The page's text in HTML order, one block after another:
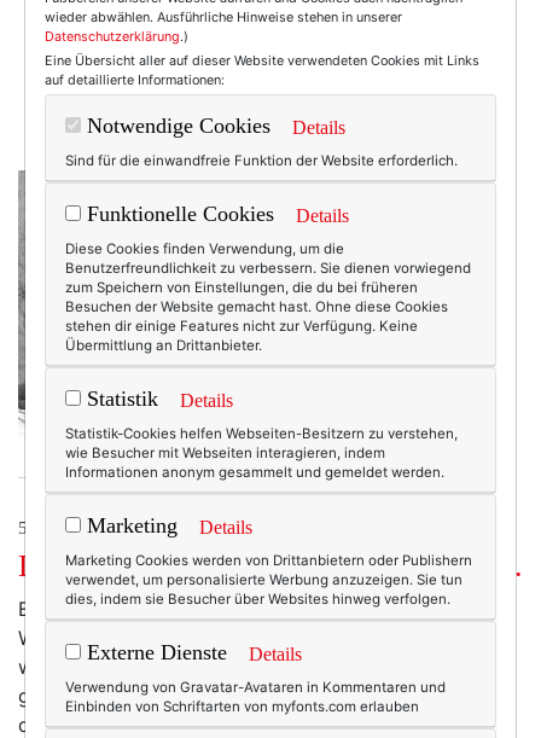
Tag: Fashion Blog
50+ LIFESTYLE
Das Donnersblog: Spruced by Marlene.
Es gibt Blogs, die machen mich ein bisschen neidisch.
Weil sie so toll sind, dass ich sie lieber gar nicht lesen
will, weil mir mein eigenes Geschreibsel dann plötzlich
gar nicht mehr gefällt. Aber zugleich sind sie so toll,
dass ich gar nicht aufhören kann zu lesen, und trotz
wieder abwählen. Ausführliche Hinweise stehen in unserer
Datenschutzerklärung.)
Eine Übersicht aller auf dieser Website verwendeten Cookies mit Links
auf detaillierte Informationen:
Notwendige Cookies Details
Sind für die einwandfreie Funktion der Website erforderlich.
Funktionelle Cookies Details
Diese Cookies finden Verwendung, um die
Benutzerfreundlichkeit zu verbessern. Sie dienen vorwiegend
zum Speichern von Einstellungen, die du bei früheren
Besuchen der Website gemacht hast. Ohne diese Cookies
stehen dir einige Features nicht zur Verfügung. Keine
Übermittlung an Drittanbieter.
Statistik Details
Statistik-Cookies helfen Webseiten-Besitzern zu verstehen,
wie Besucher mit Webseiten interagieren, indem
Informationen anonym gesammelt und gemeldet werden.
Marketing Details
Marketing Cookies werden von Drittanbietern oder Publishern
verwendet, um personalisierte Werbung anzuzeigen. Sie tun
dies, indem sie Besucher über Websites hinweg verfolgen.
Externe Dienste Details
Verwendung von Gravatar-Avataren in Kommentaren und
Einbinden von Schriftarten von myfonts.com erlauben